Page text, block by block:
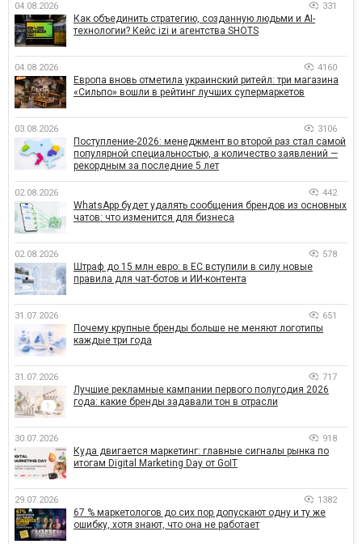
04.08.2026 331
Как объединить стратегию, созданную людьми и AI-
технологии? Кейс izi и агентства SHOTS
04.08.2026 4160
Европа вновь отметила украинский ритейл: три магазина
«Сильпо» вошли в рейтинг лучших супермаркетов
03.08.2026 3106
Поступление-2026: менеджмент во второй раз стал самой
популярной специальностью, а количество заявлений —
рекордным за последние 5 лет
02.08.2026 442
WhatsApp будет удалять сообщения брендов из основных
чатов: что изменится для бизнеса
02.08.2026 578
Штраф до 15 млн евро: в ЕС вступили в силу новые
правила для чат-ботов и ИИ-контента
31.07.2026 651
Почему крупные бренды больше не меняют логотипы
каждые три года
31.07.2026 717
Лучшие рекламные кампании первого полугодия 2026
года: какие бренды задавали тон в отрасли
30.07.2026 918
Куда двигается маркетинг: главные сигналы рынка по
итогам Digital Marketing Day от GoIT
29.07.2026 1382
67 % маркетологов до сих пор допускают одну и ту же
ошибку, хотя знают, что она не работает